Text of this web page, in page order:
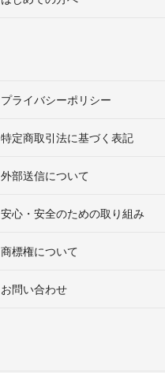
プライバシーポリシー
特定商取引法に基づく表記
外部送信について
安心・安全のための取り組み
商標権について
お問い合わせ